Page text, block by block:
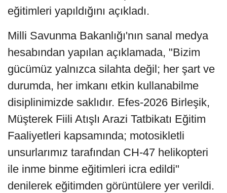
eğitimleri yapıldığını açıkladı.
Milli Savunma Bakanlığı'nın sanal medya
hesabından yapılan açıklamada, "Bizim
gücümüz yalnızca silahta değil; her şart ve
durumda, her imkanı etkin kullanabilme
disiplinimizde saklıdır. Efes-2026 Birleşik,
Müşterek Fiili Atışlı Arazi Tatbikatı Eğitim
Faaliyetleri kapsamında; motosikletli
unsurlarımız tarafından CH-47 helikopteri
ile inme binme eğitimleri icra edildi"
denilerek eğitimden görüntülere yer verildi.